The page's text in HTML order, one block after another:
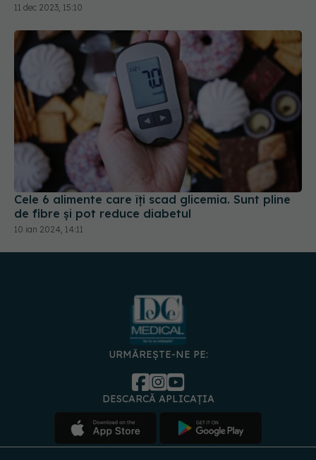
11 dec 2023, 15:10
Cele 6 alimente care îți scad glicemia. Sunt pline
de fibre și pot reduce diabetul
10 ian 2024, 14:11
URMĂREȘTE-NE PE:
DESCARCĂ APLICAȚIA